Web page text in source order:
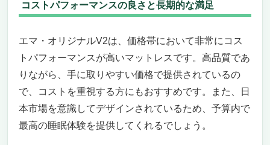
コストパフォーマンスの良さと長期的な満足
エマ・オリジナルV2は、価格帯において非常にコス
トパフォーマンスが高いマットレスです。高品質であ
りながら、手に取りやすい価格で提供されているの
で、コストを重視する方にもおすすめです。また、日
本市場を意識してデザインされているため、予算内で
最高の睡眠体験を提供してくれるでしょう。